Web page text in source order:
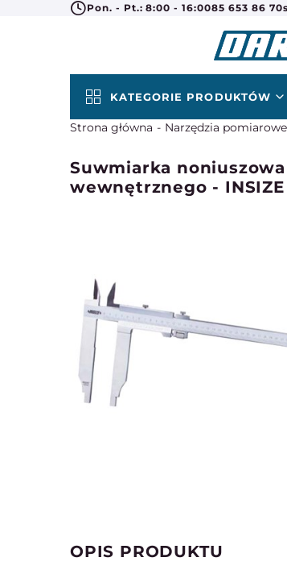
Pon. - Pt.: 8:00 - 16:0085 653 86 70
KATEGORIE PRODUKTÓW
Strona główna Narzędzia pomiarowe
Suwmiarka
wewnętrznego - INSIZE
OPIS PRODUKTU